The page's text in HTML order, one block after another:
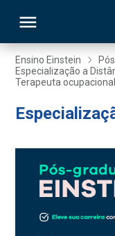
Ensino Einstein
Especialização a
Terapeuta ocupacional